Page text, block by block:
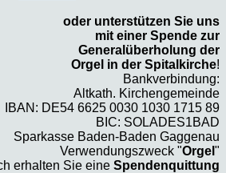
oder unterstützen Sie uns
mit einer Spende zur
Generalüberholung der
Orgel in der Spitalkirche!
Bankverbindung:
Altkath. Kirchengemeinde
IBAN: DE54 6625 0030 1030 1715 89
BIC: SOLADES1BAD
Sparkasse Baden-Baden Gaggenau
Verwendungszweck "Orgel "
erhalten Sie eine Spendenquittung